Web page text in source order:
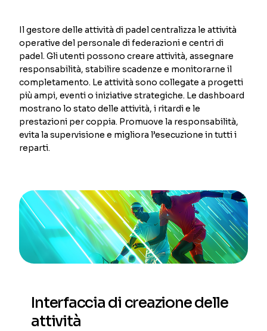
Il gestore delle attività di padel centralizza le attività
operative del personale di federazioni e centri di
padel. Gli utenti possono creare attività, assegnare
responsabilità, stabilire scadenze e monitorarne il
completamento. Le attività sono collegate a progetti
più ampi, eventi o iniziative strategiche. Le dashboard
mostrano lo stato delle attività, i ritardi e le
prestazioni per coppia. Promuove la responsabilità,
evita la supervisione e migliora l’esecuzione in tutti i
reparti.
Interfaccia di creazione delle
attività